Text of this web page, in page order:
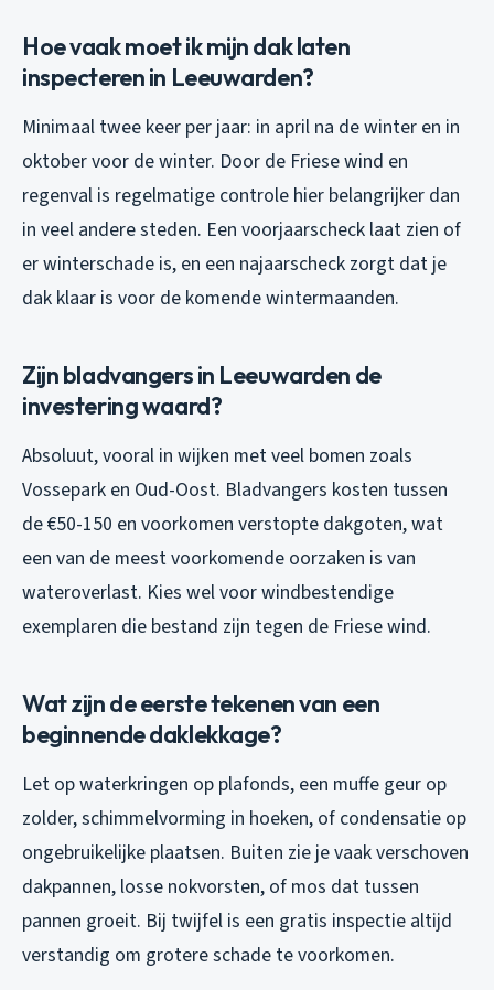
Hoe vaak moet ik mijn dak laten
inspecteren in Leeuwarden?
Minimaal twee keer per jaar: in april na de winter en in
oktober voor de winter. Door de Friese wind en
regenval is regelmatige controle hier belangrijker dan
in veel andere steden. Een voorjaarscheck laat zien of
er winterschade is, en een najaarscheck zorgt dat je
dak klaar is voor de komende wintermaanden.
Zijn bladvangers in Leeuwarden de
investering waard?
Absoluut, vooral in wijken met veel bomen zoals
Vossepark en Oud-Oost. Bladvangers kosten tussen
de €50-150 en voorkomen verstopte dakgoten, wat
een van de meest voorkomende oorzaken is van
wateroverlast. Kies wel voor windbestendige
exemplaren die bestand zijn tegen de Friese wind.
Wat zijn de eerste tekenen van een
beginnende daklekkage?
Let op waterkringen op plafonds, een muffe geur op
zolder, schimmelvorming in hoeken, of condensatie op
ongebruikelijke plaatsen. Buiten zie je vaak verschoven
dakpannen, losse nokvorsten, of mos dat tussen
pannen groeit. Bij twijfel is een gratis inspectie altijd
verstandig om grotere schade te voorkomen.